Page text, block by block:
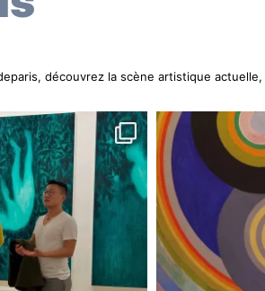
découvrez la scène artistique